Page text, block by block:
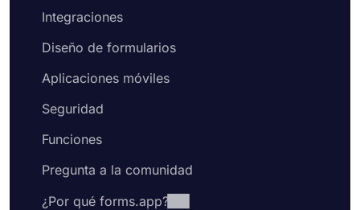
Integraciones
Diseño de formularios
Aplicaciones móviles
Seguridad
Funciones
Pregunta a la comunidad
¿Por qué forms.app?